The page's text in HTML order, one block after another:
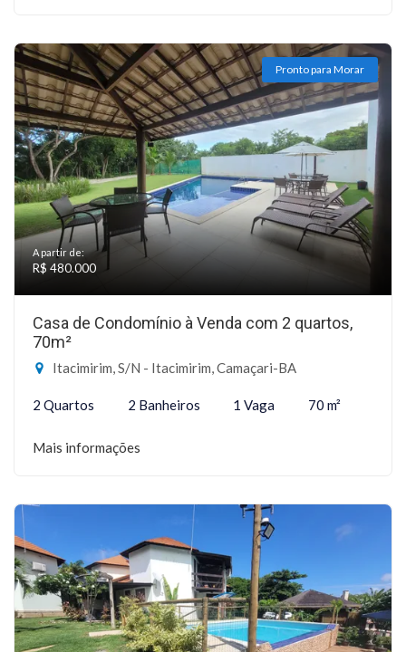
Pronto para Morar
A partir de:
R$ 480.000
Casa de Condomínio à Venda com 2 quartos,
70m²
Itacimirim, S/N - Itacimirim, Camaçari-BA
2 Quartos 2 Banheiros 1 Vaga 70 m²
Mais informações